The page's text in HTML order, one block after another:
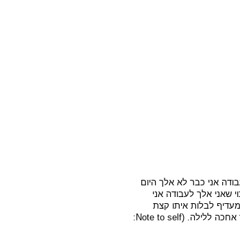
אני כבר לא אלך היום
שאני אלך לעבודה אני
לבלות איתו קצת
במקום לישון. כמובן שהוא ישן עכשיו, ואני כבר איבדתי את מומנטום השינה שלי אז אני כבר אחכה ללילה. (Note to self: